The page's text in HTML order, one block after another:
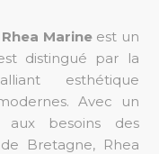
Rhea Marineest un
distingué par la
esthétique
Avec un
besoins des
Bretagne, Rhea